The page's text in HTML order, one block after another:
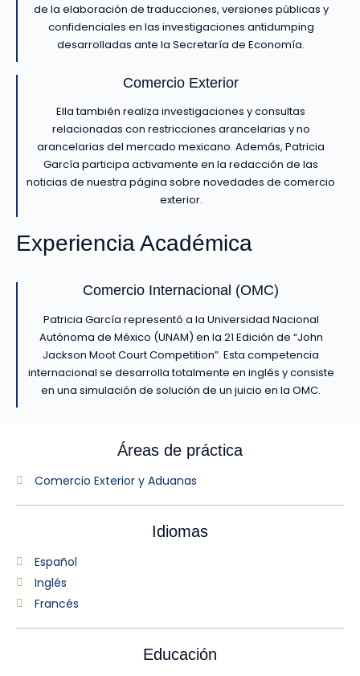
de la elaboración de traducciones, versiones públicas y
confidenciales en las investigaciones antidumping
desarrolladas ante la Secretaría de Economía.
Comercio Exterior
Ella también realiza investigaciones y consultas
relacionadas con restricciones arancelarias y no
arancelarias del mercado mexicano. Además, Patricia
García participa activamente en la redacción de las
noticias de nuestra página sobre novedades de comercio
exterior.
Experiencia Académica
Comercio Internacional (OMC)
Patricia García representó a la Universidad Nacional
Autónoma de México (UNAM) en la 21 Edición de “John
Jackson Moot Court Competition”. Esta competencia
internacional se desarrolla totalmente en inglés y consiste
en una simulación de solución de un juicio en la OMC.
Áreas de práctica
Comercio Exterior y Aduanas
Idiomas
Español
Inglés
Francés
Educación